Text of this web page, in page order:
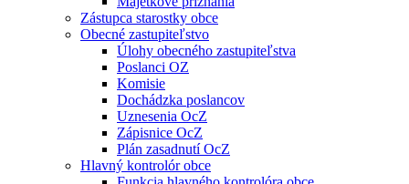
Zástupca starostky obce
Obecné zastupiteľstvo
Úlohy obecného zastupiteľstva
Poslanci OZ
Komisie
Dochádzka poslancov
Uznesenia OcZ
Zápisnice OcZ
Plán zasadnutí OcZ
Hlavný kontrolór obce